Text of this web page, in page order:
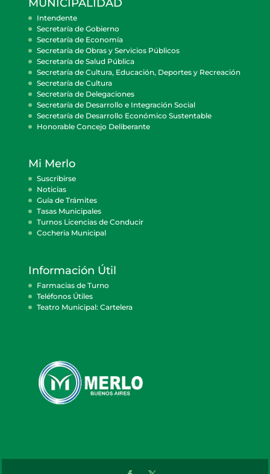
MUNICIPALIDAD
Intendente
Secretaría de Gobierno
Secretaría de Economía
Secretaría de Obras y Servicios Públicos
Secretaría de Salud Pública
Secretaría de Cultura, Educación, Deportes y Recreación
Secretaría de Cultura
Secretaría de Delegaciones
Secretaría de Desarrollo e Integración Social
Secretaría de Desarrollo Económico Sustentable
Honorable Concejo Deliberante
Mi Merlo
Suscribirse
Noticias
Guía de Trámites
Tasas Municipales
Turnos Licencias de Conducir
Cocheria Municipal
Información Útil
Farmacias de Turno
Teléfonos Útiles
Teatro Municipal: Cartelera